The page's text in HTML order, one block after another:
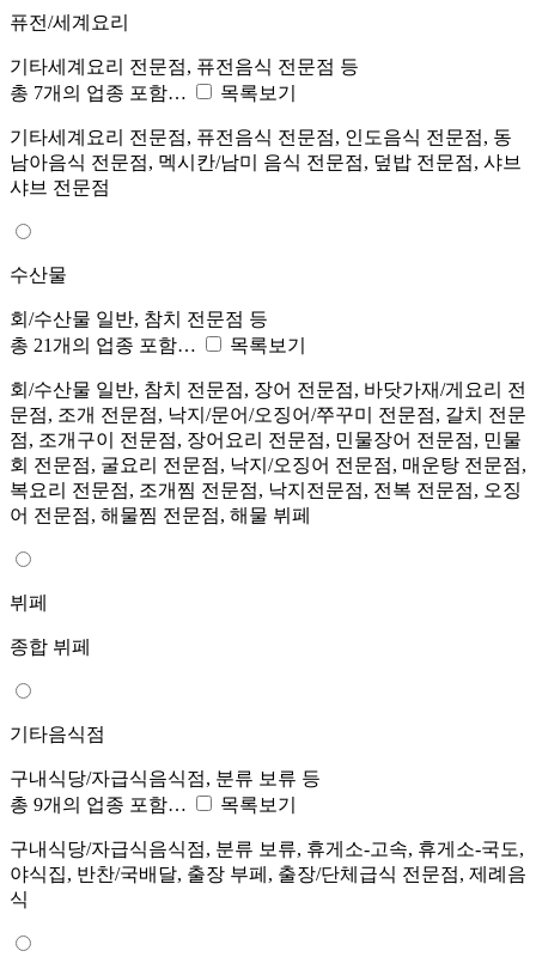
퓨전/세계요리
기타세계요리 전문점, 퓨전음식 전문점 등
총 7개의 업종 포함…
목록보기
기타세계요리 전문점, 퓨전음식 전문점, 인도음식 전문점, 동
남아음식 전문점, 멕시칸/남미 음식 전문점, 덮밥 전문점, 샤브
샤브 전문점
수산물
회/수산물 일반, 참치 전문점 등
총 21개의 업종 포함…
목록보기
회/수산물 일반, 참치 전문점, 장어 전문점, 바닷가재/게요리 전
문점, 조개 전문점, 낙지/문어/오징어/쭈꾸미 전문점, 갈치 전문
점, 조개구이 전문점, 장어요리 전문점, 민물장어 전문점, 민물
회 전문점, 굴요리 전문점, 낙지/오징어 전문점, 매운탕 전문점,
복요리 전문점, 조개찜 전문점, 낙지전문점, 전복 전문점, 오징
어 전문점, 해물찜 전문점, 해물 뷔페
뷔페
종합 뷔페
기타음식점
구내식당/자급식음식점, 분류 보류 등
총 9개의 업종 포함…
목록보기
구내식당/자급식음식점, 분류 보류, 휴게소-고속, 휴게소-국도,
야식집, 반찬/국배달, 출장 부페, 출장/단체급식 전문점, 제례음
식